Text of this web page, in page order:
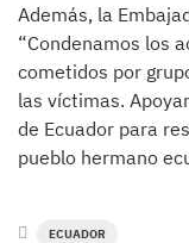
Además, la
“Condenamos los
cometidos por
las víctimas.
de Ecuador para
pueblo hermano
ECUADOR